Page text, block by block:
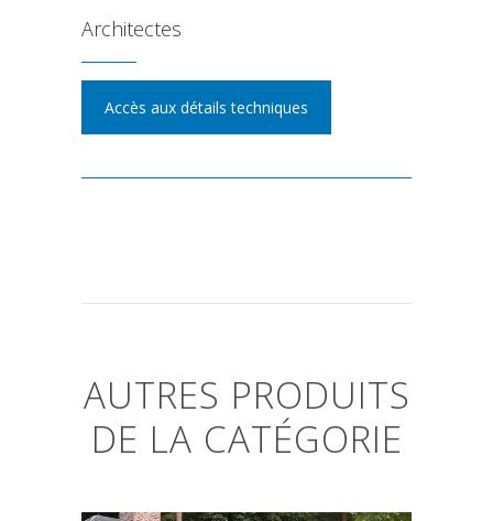
Architectes
Accès aux détails techniques
AUTRES PRODUITS
DE LA CATÉGORIE